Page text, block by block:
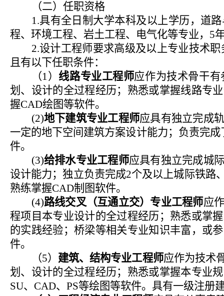
（二）任职资格
1.具有全日制大学本科及以上学历，道
程、环境工程、岩土工程、电气化等专业， 5
2.设计工程师要求高级及以上专业技术
且有以下任职条件：
（1） 线路专业工程师应作为技术骨干
划、设计的全过程经历；熟悉或掌握线路专
握CAD绘图等软件。
(2)地下建筑专业工程师应具有独立完成
一定的地下空间建筑方案设计能力；负责完成
件。
(3)给排水专业工程师应具有独立完成城
设计能力；独立负责完成2个及以上城际铁路
熟练掌握CAD制图软件。
(4)路线交叉（互通立交）专业工程师应
程项目本专业设计的全过程经历；熟悉或掌
的实践经验；桥梁等相关专业知识丰富，或
件。
（5） 建筑、结构专业工程师应作为技术
划、设计的全过程经历；熟悉或掌握本专业
SU、 CAD、 PS等绘图等软件。具有一级注册